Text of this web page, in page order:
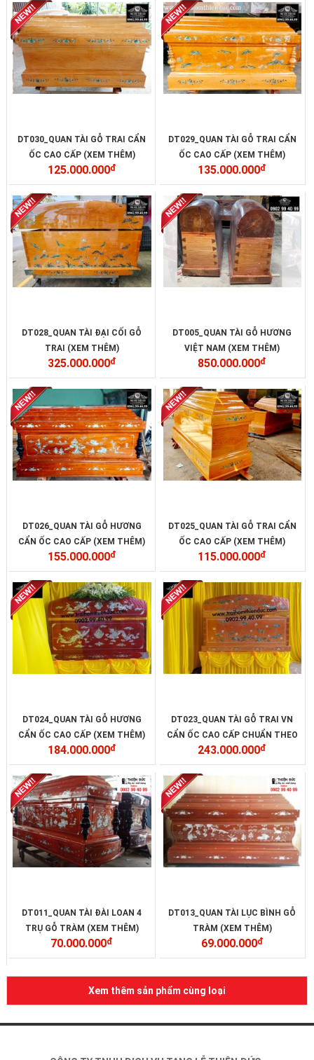
DT030_QUAN TÀI GỖ TRAI CẨN
ỐC CAO CẤP (XEM THÊM)
125.000.000đ
DT029_QUAN TÀI GỖ TRAI CẨN
ỐC CAO CẤP (XEM THÊM)
135.000.000đ
DT028_QUAN TÀI ĐẠI CỐI GỖ
TRAI (XEM THÊM)
325.000.000đ
DT005_QUAN TÀI GỖ HƯƠNG
VIỆT NAM (XEM THÊM)
850.000.000đ
DT026_QUAN TÀI GỖ HƯƠNG
CẨN ỐC CAO CẤP (XEM THÊM)
155.000.000đ
DT025_QUAN TÀI GỖ TRAI CẨN
ỐC CAO CẤP (XEM THÊM)
115.000.000đ
DT024_QUAN TÀI GỖ HƯƠNG
CẨN ỐC CAO CẤP (XEM THÊM)
184.000.000đ
DT023_QUAN TÀI GỖ TRAI VN
CẨN ỐC CAO CẤP CHUẨN THEO
TÔNG PHẬT...
243.000.000đ
DT011_QUAN TÀI ĐÀI LOAN 4
TRỤ GỖ TRÀM (XEM THÊM)
70.000.000đ
DT013_QUAN TÀI LỤC BÌNH GỖ
TRÀM (XEM THÊM)
69.000.000đ
Xem thêm sản phẩm cùng loại